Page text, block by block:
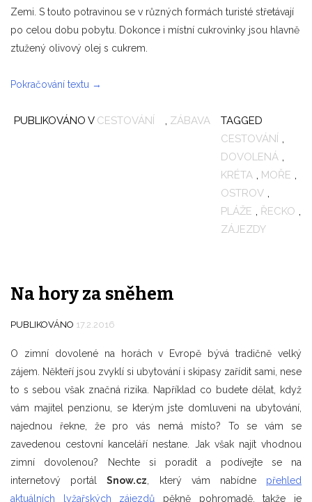
Zemi. S touto potravinou se v různých formách turisté střetávají
po celou dobu pobytu. Dokonce i místní cukrovinky jsou hlavně
ztužený olivový olej s cukrem.
Pokračování textu „Řecký
Kréta
→
PUBLIKOVÁNO V CESTOVÁNÍ , ZÁBAVA
TAGGED
CESTOVÁNÍ ,
DOVOLENÁ ,
KRÉTA , MOŘE ,
OSTROV ,
PLÁŽE , ŘECKO ,
ZÁJEZDY
Na hory za sněhem
PUBLIKOVÁNO 17.2.2016
O zimní dovolené na horách v Evropě bývá tradičně velký
zájem. Někteří jsou zvyklí si ubytování i skipasy zařídit sami, nese
to s sebou však značná rizika. Například co budete dělat, když
vám majitel penzionu, se kterým jste domluveni na ubytování,
najednou řekne, že pro vás nemá místo? To se vám se
zavedenou cestovní kanceláří nestane. Jak však najít vhodnou
zimní dovolenou? Nechte si poradit a podívejte se na
internetový portálSnow.cz , který vám nabídne přehled
aktuálních lyžařských zájezdů pěkně pohromadě, takže je